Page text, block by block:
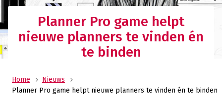
Planner Pro game helpt
nieuwe planners te vinden én
te binden
Home
Nieuws
Planner Pro game helpt nieuwe planners te vinden én te binden